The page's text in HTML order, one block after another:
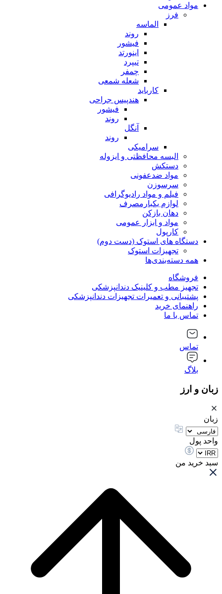
مواد عمومی
فرز
الماسه
روند
فیشور
اینورتد
تیپرد
چمفر
شعله شمعی
کارباید
هندپیس جراحی
فیشور
روند
آنگل
روند
سرامیکی
البسه محافظتی و ایزوله
دستکش
مواد ضدعفونی
سرسوزن
فیلم و مواد رادیوگرافی
لوازم یکبارمصرف
دهان بازکن
مواد و ابزار عمومی
کارپول
دستگاه های استوک (دست دوم)
تجهیزات استوک
همه دسته‌بندی‌ها
فروشگاه
تجهیز مطب و کلینیک دندانپزشکی
پشتیبانی و تعمیرات تجهیزات دندانپزشکی
راهنمای خرید
تماس با ما
تماس
بلاگ
زبان و ارز
زبان
واحد پول
سبد خرید من